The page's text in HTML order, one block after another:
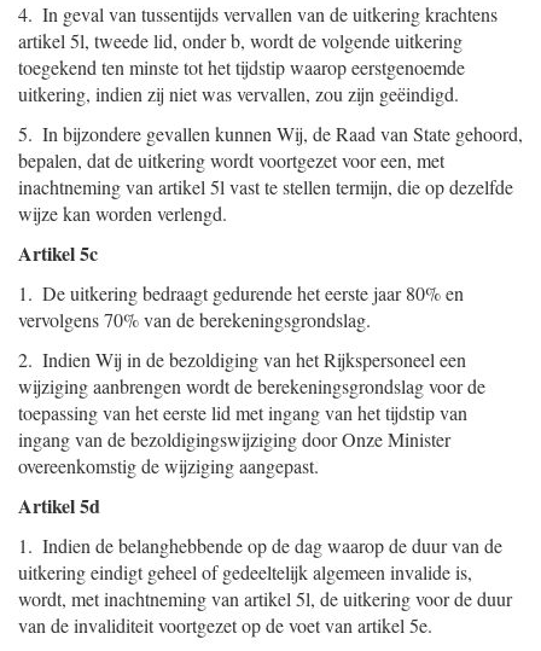
4. In geval van tussentijds vervallen van de uitkering krachtens
artikel 5l, tweede lid, onder b, wordt de volgende uitkering
toegekend ten minste tot het tijdstip waarop eerstgenoemde
uitkering, indien zij niet was vervallen, zou zijn geëindigd.
5. In bijzondere gevallen kunnen Wij, de Raad van State gehoord,
bepalen, dat de uitkering wordt voortgezet voor een, met
inachtneming van artikel 5l vast te stellen termijn, die op dezelfde
wijze kan worden verlengd.
Artikel 5c
1. De uitkering bedraagt gedurende het eerste jaar 80% en
vervolgens 70% van de berekeningsgrondslag.
2. Indien Wij in de bezoldiging van het Rijkspersoneel een
wijziging aanbrengen wordt de berekeningsgrondslag voor de
toepassing van het eerste lid met ingang van het tijdstip van
ingang van de bezoldigingswijziging door Onze Minister
overeenkomstig de wijziging aangepast.
Artikel 5d
1. Indien de belanghebbende op de dag waarop de duur van de
uitkering eindigt geheel of gedeeltelijk algemeen invalide is,
wordt, met inachtneming van artikel 5l, de uitkering voor de duur
van de invaliditeit voortgezet op de voet van artikel 5e.